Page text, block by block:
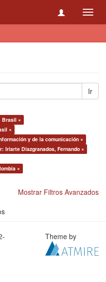
Ir
Brasil ×
×
y de la comunicación ×
Iriarte Diazgranados, Fernando ×
×
Mostrar Filtros Avanzados
Theme by